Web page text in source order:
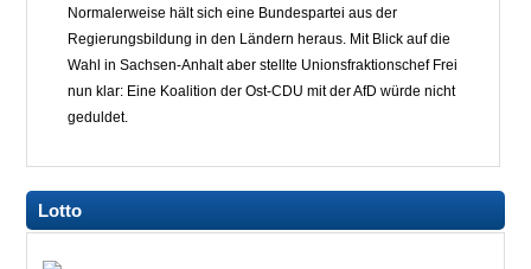
Normalerweise hält sich eine Bundespartei aus der
Regierungsbildung in den Ländern heraus. Mit Blick auf die
Wahl in Sachsen-Anhalt aber stellte Unionsfraktionschef Frei
nun klar: Eine Koalition der Ost-CDU mit der AfD würde nicht
geduldet.
Lotto